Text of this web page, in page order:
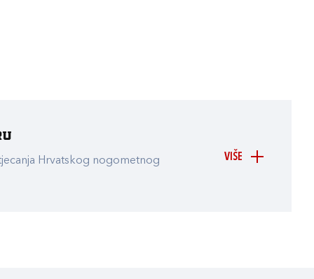
VIŠE
Hrvatskog nogometnog